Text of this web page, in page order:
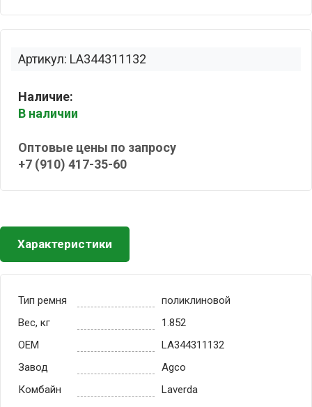
Артикул: LA344311132
Наличие:
В наличии
Оптовые цены по запросу
+7 (910) 417-35-60
Характеристики
Тип ремня
поликлиновой
Вес, кг
1.852
OEM
LA344311132
Завод
Agco
Комбайн
Laverda